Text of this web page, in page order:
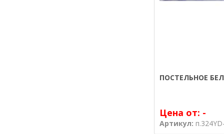
ПОСТЕЛЬНОЕ
Цена от: -
Артикул: